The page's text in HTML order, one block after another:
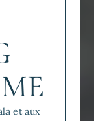
et aux